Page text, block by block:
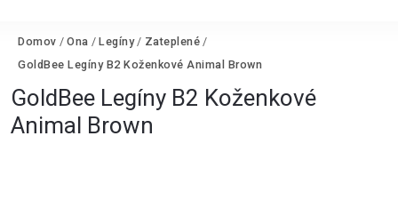
Domov / Ona / Legíny / Zateplené /
GoldBee Legíny B2 Koženkové Animal Brown
GoldBee Legíny B2 Koženkové
Animal Brown